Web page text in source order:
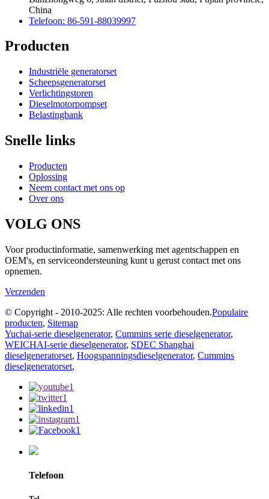
China
Telefoon: 86-591-88039997
Producten
Industriële generatorset
Scheepsgeneratorset
Verlichtingstoren
Dieselmotorpompset
Belastingbank
Snelle links
Producten
Oplossing
Neem contact met ons op
Over ons
VOLG ONS
Voor productinformatie, samenwerking met agentschappen en
OEM's, en serviceondersteuning kunt u gerust contact met ons
opnemen.
Verzenden
© Copyright - 2010-2025: Alle rechten voorbehouden.Populaire
producten, Sitemap
Yuchai-serie dieselgenerator, Cummins serie dieselgenerator,
WEICHAI-serie dieselgenerator, SDEC Shanghai
dieselgeneratorset, Hoogspanningsdieselgenerator, Cummins
dieselgeneratorset,
Telefoon